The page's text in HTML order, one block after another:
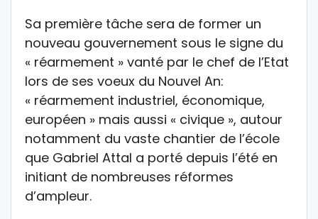
Sa première tâche sera de former un
nouveau gouvernement sous le signe du
« réarmement » vanté par le chef de l’Etat
lors de ses voeux du Nouvel An:
« réarmement industriel, économique,
européen » mais aussi « civique », autour
notamment du vaste chantier de l’école
que Gabriel Attal a porté depuis l’été en
initiant de nombreuses réformes
d’ampleur.